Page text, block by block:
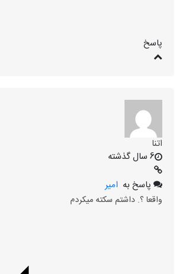
پاسخ
اتنا
6 سال گذشته
پاسخ به امیر
واقعا ؟. داشتم سکته میکردم